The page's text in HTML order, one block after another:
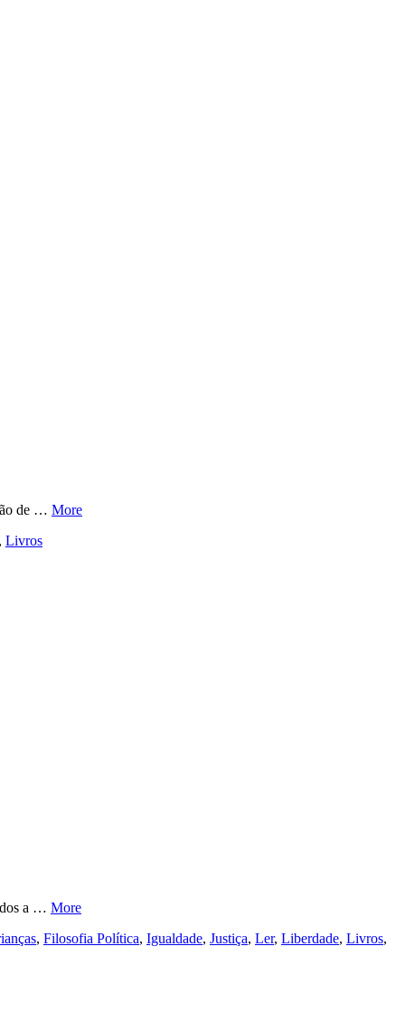
de … More
Livros
a … More
, Filosofia Política, Igualdade, Justiça, Ler, Liberdade, Livros,